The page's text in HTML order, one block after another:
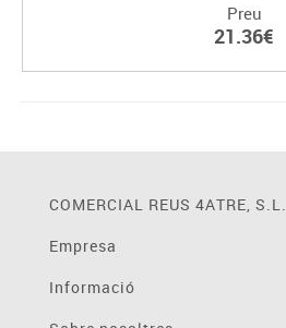
Preu
21.36€
COMERCIAL REUS 4ATRE, S.L.
Empresa
Informació